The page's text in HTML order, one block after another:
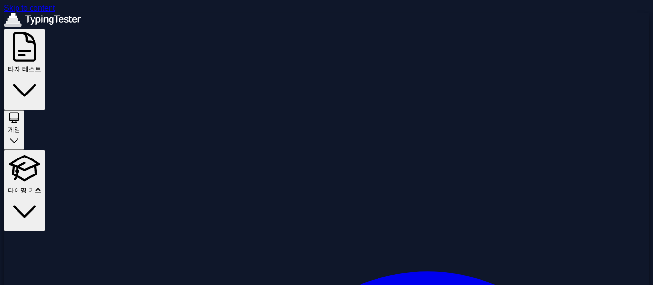
Skip to content
타자 테스트
게임
타이핑 기초